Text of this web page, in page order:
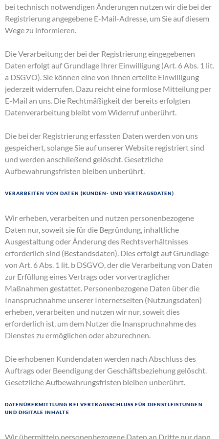
bei technisch notwendigen Änderungen nutzen wir die bei der
Registrierung angegebene E-Mail-Adresse, um Sie auf diesem
Wege zu informieren.
Die Verarbeitung der bei der Registrierung eingegebenen
Daten erfolgt auf Grundlage Ihrer Einwilligung (Art. 6 Abs. 1 lit.
a DSGVO). Sie können eine von Ihnen erteilte Einwilligung
jederzeit widerrufen. Dazu reicht eine formlose Mitteilung per
E-Mail an uns. Die Rechtmäßigkeit der bereits erfolgten
Datenverarbeitung bleibt vom Widerruf unberührt.
Die bei der Registrierung erfassten Daten werden von uns
gespeichert, solange Sie auf unserer Website registriert sind
und werden anschließend gelöscht. Gesetzliche
Aufbewahrungsfristen bleiben unberührt.
Verarbeiten von Daten (Kunden- und Vertragsdaten)
Wir erheben, verarbeiten und nutzen personenbezogene
Daten nur, soweit sie für die Begründung, inhaltliche
Ausgestaltung oder Änderung des Rechtsverhältnisses
erforderlich sind (Bestandsdaten). Dies erfolgt auf Grundlage
von Art. 6 Abs. 1 lit. b DSGVO, der die Verarbeitung von Daten
zur Erfüllung eines Vertrags oder vorvertraglicher
Maßnahmen gestattet. Personenbezogene Daten über die
Inanspruchnahme unserer Internetseiten (Nutzungsdaten)
erheben, verarbeiten und nutzen wir nur, soweit dies
erforderlich ist, um dem Nutzer die Inanspruchnahme des
Dienstes zu ermöglichen oder abzurechnen.
Die erhobenen Kundendaten werden nach Abschluss des
Auftrags oder Beendigung der Geschäftsbeziehung gelöscht.
Gesetzliche Aufbewahrungsfristen bleiben unberührt.
Datenübermittlung bei Vertragsschluss für Dienstleistungen
und digitale Inhalte
Wir übermitteln personenbezogene Daten an Dritte nur dann,